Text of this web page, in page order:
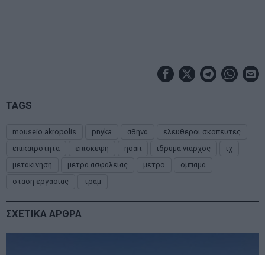
TAGS
mouseio akropolis pnyka αθηνα
ελευθεροι σκοπευτες
επικαιροτητα
επισκεψη ησαπ ιδρυμα νιαρχος
ιχ
μετακινηση
μετρα ασφαλειας μετρο
ομπαμα
σταση εργασιας
τραμ
ΣΧΕΤΙΚΑ ΑΡΘΡΑ